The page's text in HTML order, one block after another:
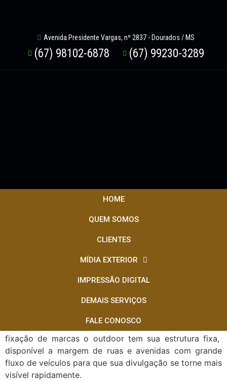
Avenida Presidente Vargas, nº 2837 - Dourados / MS
(67) 98102-6878 (67) 99230-3289
HOME
QUEM SOMOS
CLIENTES
MÍDIA EXTERIOR
IMPRESSÃO DIGITAL
DEMAIS SERVIÇOS
FALE CONOSCO
Placa midia exterior
Dourados
OUTDOOR:
Muito usado no lançamento de novos produtos e na
fixação de marcas o outdoor tem sua estrutura fixa,
disponível a margem de ruas e avenidas com grande
fluxo de veículos para que sua divulgação se torne mais
visível rapidamente.